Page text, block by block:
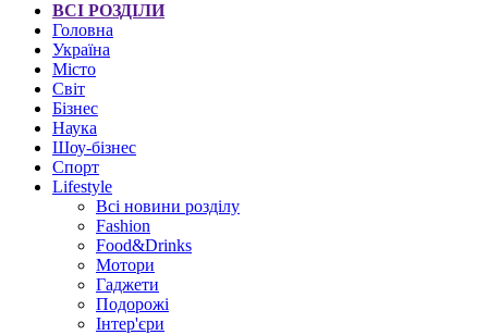
ВСІ РОЗДІЛИ
Головна
Україна
Місто
Світ
Бізнес
Наука
Шоу-бізнес
Спорт
Lifestyle
Всі новини розділу
Fashion
Food&Drinks
Мотори
Гаджети
Подорожі
Інтер'єри